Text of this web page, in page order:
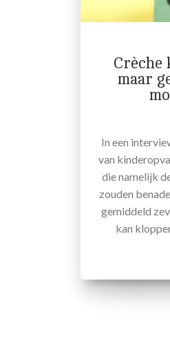
Crèche
maar
In een
van
die namelijk
zouden
gemiddeld
kan